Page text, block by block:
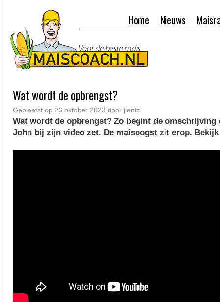
Nieuws
Home
Wat wordt de opbrengst?
Geplaatst op 26 oktober 2023 door jlentz
Wat wordt de opbrengst? Zo begint de omschrijving
John bij zijn video zet. De maisoogst zit erop.